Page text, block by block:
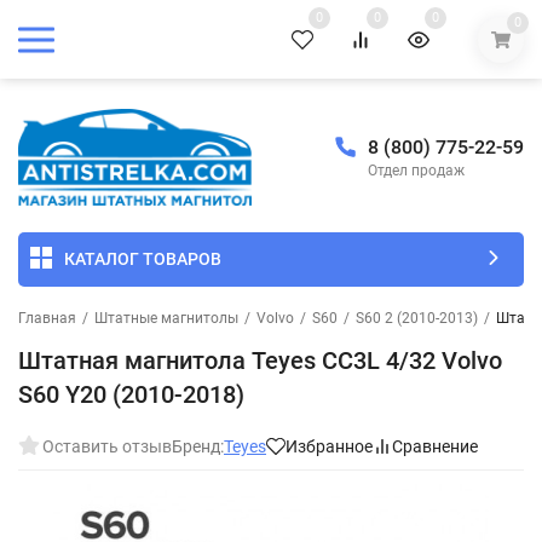
0 0 0 0
8 (800) 775-22-59
Отдел продаж
КАТАЛОГ ТОВАРОВ
Главная / Штатные магнитолы / Volvo / S60 / S60 2 (2010-2013) /
Штатная магнитола Teyes CC3L 4/32 Volvo
S60 Y20 (2010-2018)
Оставить отзывБренд:Teyes Избранное Сравнение